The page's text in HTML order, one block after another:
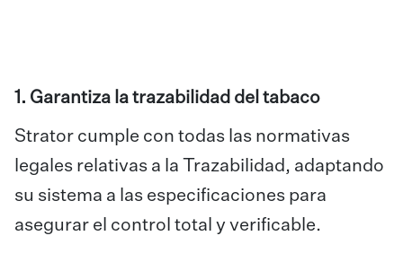
1. Garantiza la trazabilidad del tabaco
Strator cumple con todas las normativas
legales relativas a la Trazabilidad, adaptando
su sistema a las especificaciones para
asegurar el control total y verificable.